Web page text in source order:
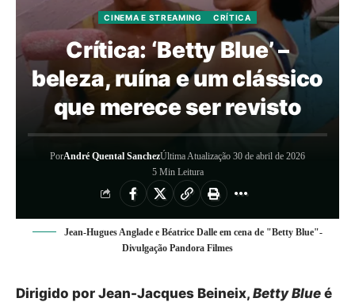
CINEMA E STREAMING CRÍTICA
Crítica: ‘Betty Blue’ –
beleza, ruína e um clássico
que merece ser revisto
PorAndré Quental SanchezÚltima Atualização 30 de abril de 2026
5 Min Leitura
Jean-Hugues Anglade e Béatrice Dalle em cena de "Betty Blue"-
Divulgação Pandora Filmes
Dirigido por Jean-Jacques Beineix, Betty Blue é